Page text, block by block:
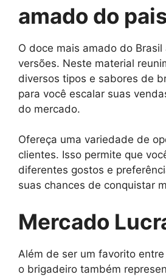
amado do
O doce mais amado do Brasil
versões. Neste material
diversos tipos e sabores de
para você escalar suas
do mercado.
Ofereça uma variedade de
clientes. Isso permite que
diferentes gostos e
suas chances de conquistar
Mercado
Além de ser um favorito
o brigadeiro também